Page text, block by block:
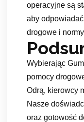
operacyjne są
aby
drogowe i
Wybierając
pomocy
Odrą, kierowcy
Nasze
oraz gotowość